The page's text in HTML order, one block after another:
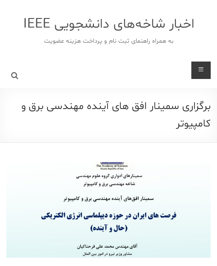
اخبار شاخه‌های دانشجویی IEEE
به همراه راهنمای ثبت نام و پرداخت هزینه عضویت
برگزاری سمینار افق های آینده مهندسی برق و
کامپیوتر